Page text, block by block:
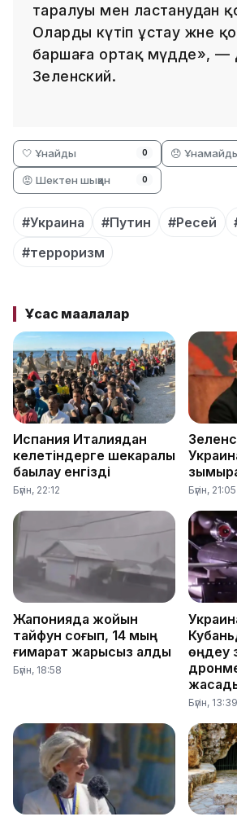
таралуы мен ластанудан
Оларды күтіп ұстау және
баршаға ортақ мүдде», —
Зеленский.
🤍 Ұнайды 0 😞
😡 Шектен шыққан 0
#Украина #Путин #Ресей
#терроризм
Ұқсас мақалалар
Испания Италиядан
келетіндерге шекаралық
бақылау енгізді
Бүгін, 22:12 Бүгін, 21:05
Жапонияда жойқын
тайфун соғып, 14 мың
ғимарат жарықсыз қалды
Бүгін, 18:58
өңдеу
Бүгін, 13:39